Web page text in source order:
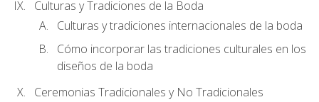
Culturas y Tradiciones de la Boda
Culturas y tradiciones internacionales de la boda
Cómo incorporar las tradiciones culturales en los
diseños de la boda
Ceremonias Tradicionales y No Tradicionales